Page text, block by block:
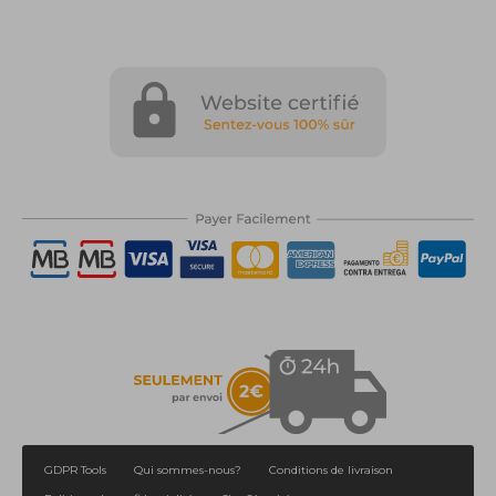
GDPR Tools Qui sommes-nous?
Conditions de livraison